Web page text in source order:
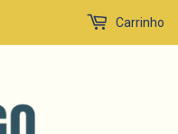
Carrinho